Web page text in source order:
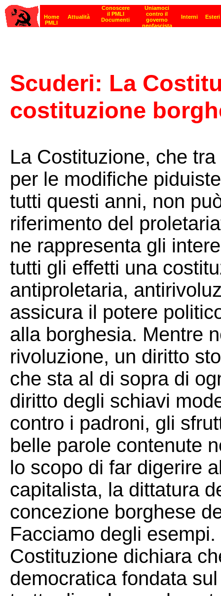
Scuderi: La
costituzione
La Costituzione, che
per le modifiche
tutti questi anni, non
riferimento del
ne rappresenta gli
tutti gli effetti una
antiproletaria,
assicura il potere
alla borghesia. Mentre
rivoluzione, un diritto
che sta al di sopra di
diritto degli schiavi
contro i padroni, gli
belle parole contenute
lo scopo di far digerire
capitalista, la dittatura
concezione borghese
Facciamo degli
Costituzione dichiara
democratica fondata